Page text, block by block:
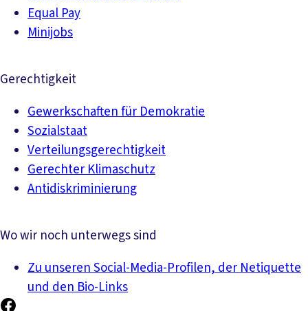
Equal Pay
Minijobs
Gerechtigkeit
Gewerkschaften für Demokratie
Sozialstaat
Verteilungsgerechtigkeit
Gerechter Klimaschutz
Antidiskriminierung
Wo wir noch unterwegs sind
Zu unseren Social-Media-Profilen, der Netiquette
und den Bio-Links